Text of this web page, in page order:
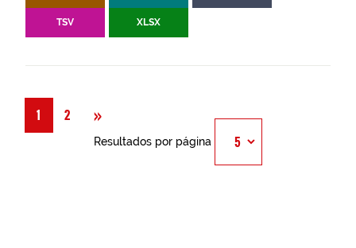
TSV XLSX
1 2 »
Resultados por página